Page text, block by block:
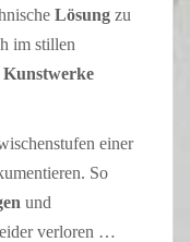
Lösung zu
im stillen
Kunstwerke
einer
So
und
verloren …